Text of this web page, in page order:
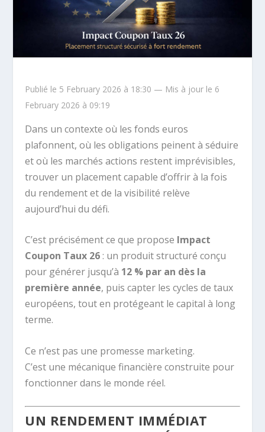
Publié le 5 February 2026 à 18:30 — Mis à jour le 6
February 2026 à 09:19
Dans un contexte où les fonds euros
plafonnent, où les obligations peinent à séduire
et où les marchés actions restent imprévisibles,
trouver un placement capable d’offrir à la fois
du rendement et de la visibilité relève
aujourd’hui du défi.
C’est précisément ce que propose Impact
Coupon Taux 26 : un produit structuré conçu
pour générer jusqu’à 12 % par an dès la
première année, puis capter les cycles de taux
européens, tout en protégeant le capital à long
terme.
Ce n’est pas une promesse marketing.
C’est une mécanique financière construite pour
fonctionner dans le monde réel.
UN RENDEMENT IMMÉDIAT